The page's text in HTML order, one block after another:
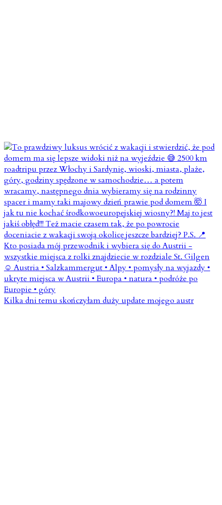
Kilka dni temu skończyłam duży update mojego austr